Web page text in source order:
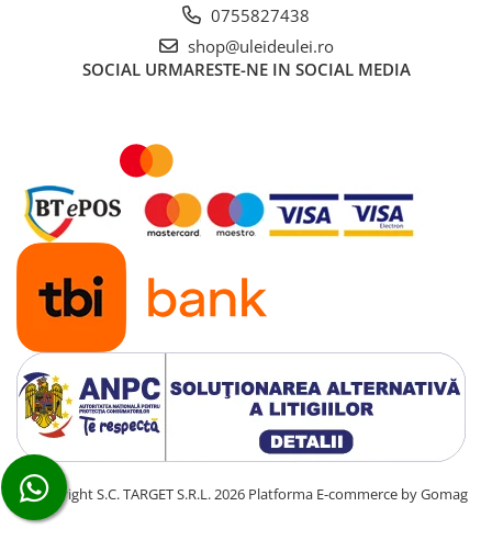
■ Accesorii vehicule electrice
■ Mobilier service
■ Vopsea spray
■ Sistem AC
■ Bancuri de scule
► Ulei motor autoturisme
■ Ulei motor RAVENOL
■ Ulei motor LIQUI MOLY
■ Ulei motor CASTROL
■ Ulei motor MOBIL
■ Ulei motor MOTUL
■ Ulei motor FUCHS
■ Ulei motor VALVOLINE
0755827438
shop@uleideulei.ro
SOCIAL URMARESTE-NE IN SOCIAL MEDIA
©Copyright S.C. TARGET S.R.L. 2026 Platforma E-commerce by Gomag